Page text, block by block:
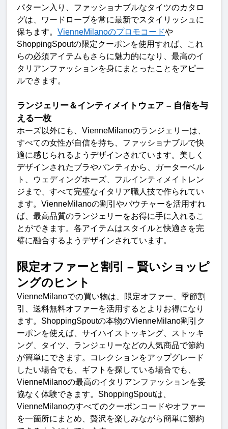
パターン入り、ファッショナブルなタイツのカタロ
グは、ワードローブを常に最新でスタイリッシュに
保ちます。 VienneMilanoのプロモコードや
ShoppingSpoutの限定クーポンを使用すれば、これ
らの必須アイテムもさらに魅力的になり、最高のイ
タリアンファッションを身にまとったことをアピー
ルできます。
ランジェリー＆インティメイトウェア – 自信を与
える一枚
ホーズ以外にも、 VienneMilanoのランジェリーは、
すべての女性が自信を持ち、ファッショナブルで快
適に感じられるようデザインされています。美しく
デザインされたブラやパンティから、ガーターベル
ト、ウェディングホーズ、フルインティメイトレン
ジまで、すべて完璧なイタリア職人技で作られてい
ます。 VienneMilanoの割引やバウチャーを活用すれ
ば、最高品質のランジェリーをお得に手に入れるこ
とができます。各アイテムはスタイルと快適さを完
璧に融合するようデザインされています。
限定オファーと割引 – 賢いショッピ
ングのヒン ト
VienneMilanoでの買い物は、限定オファー、季節割
引、送料無料オファーを活用するとよりお得になり
ます。 ShoppingSpoutの本物のVienneMilano割引ク
ーポンを使えば、サイハイストッキング、ストッキ
ング、タイツ、ランジェリーなどの人気商品で節約
が簡単にできます。コレクションをアップグレード
したい場合でも、ギフトを探している場合でも、
VienneMilanoの最高のイタリアンファッションを妥
協なく体験できます。 ShoppingSpoutは、
VienneMilanoのすべてのクーポンコードやオファー
を一箇所にまとめ、贅沢を楽しみながら簡単に節約